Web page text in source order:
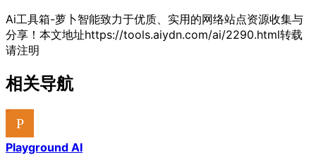
Ai工具箱-萝卜智能致力于优质、实用的网络站点资源收集与
分享！ 本文地址https://tools.aiydn.com/ai/2290.html转载
请注明
相关导航
Playground AI